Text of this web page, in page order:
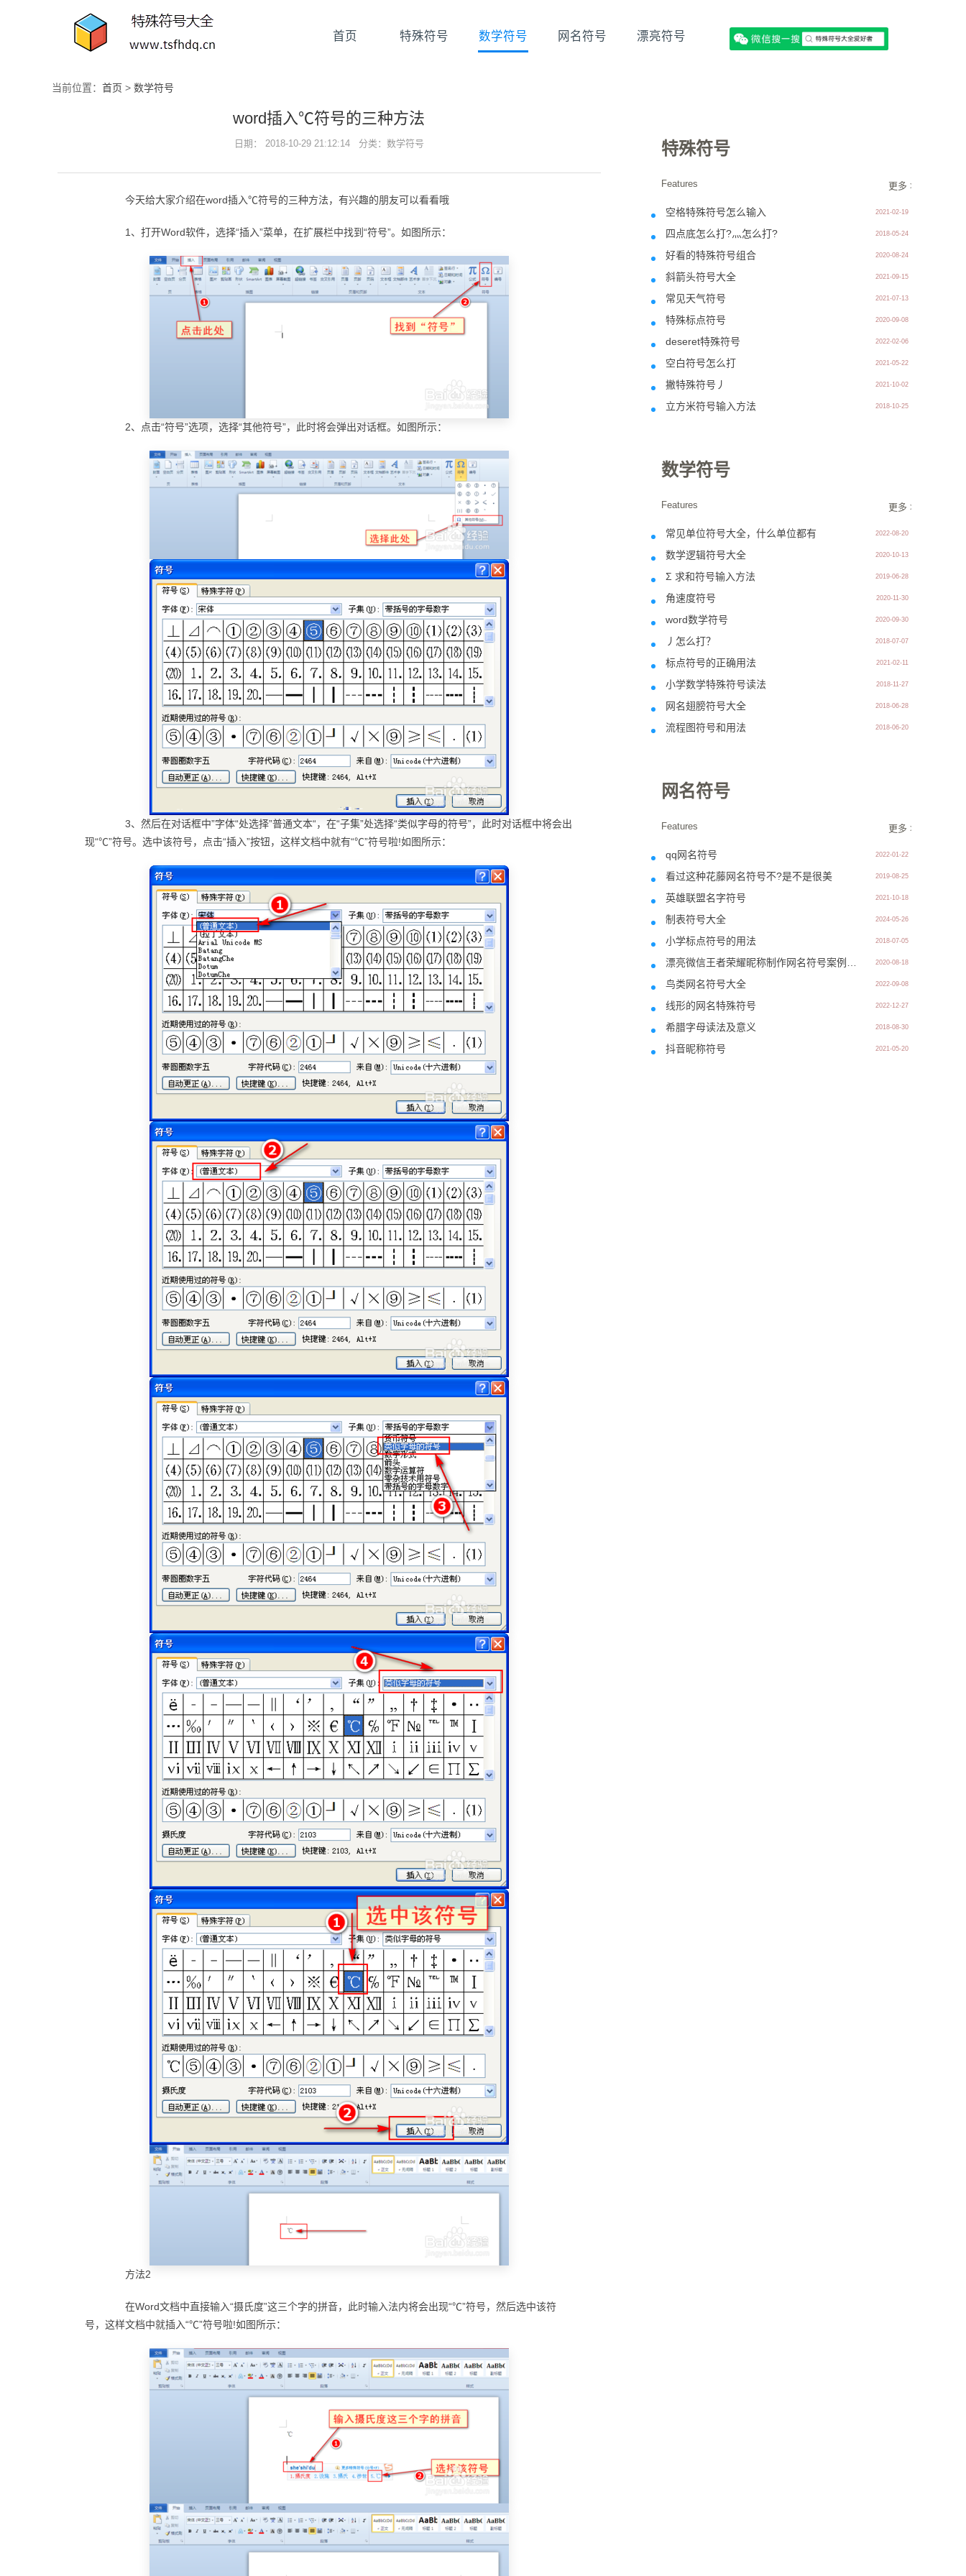
首页 特殊符号 数学符号 网名符号 漂亮符号
当前位置： 首页 > 数学符号
word插入℃符号的三种方法
日期： 2018-10-29 21:12:14 分类： 数学符号
今天给大家介绍在word插入℃符号的三种方法，有兴趣的朋友可以看看哦
1、打开Word软件，选择“插入”菜单，在扩展栏中找到“符号”。如图所示：
2、点击“符号”选项，选择“其他符号”，此时将会弹出对话框。如图所示：
3、然后在对话框中”字体“处选择”普通文本“，在“子集”处选择“类似字母的符号”，此时对话框中将会出
现“℃”符号。选中该符号，点击“插入”按钮，这样文档中就有“℃”符号啦!如图所示：
方法2
在Word文档中直接输入“摄氏度”这三个字的拼音，此时输入法内将会出现“℃”符号，然后选中该符
号，这样文档中就插入“℃”符号啦!如图所示：
特殊符号
Features 更多 >>
空格特殊符号怎么输入 2021-02-19
四点底怎么打?灬怎么打? 2018-05-24
好看的特殊符号组合 2020-08-24
斜箭头符号大全 2021-09-15
常见天气符号 2021-07-13
特殊标点符号 2020-09-08
deseret特殊符号 2022-02-06
空白符号怎么打 2021-05-22
撇特殊符号丿 2021-10-02
立方米符号输入方法 2018-10-25
数学符号
Features 更多 >>
常见单位符号大全，什么单位都有 2022-08-20
数学逻辑符号大全 2020-10-13
Σ 求和符号输入方法 2019-06-28
角速度符号 2020-11-30
word数学符号 2020-09-30
丿怎么打？ 2018-07-07
标点符号的正确用法 2021-02-11
小学数学特殊符号读法 2018-11-27
网名翅膀符号大全 2018-06-28
流程图符号和用法 2018-06-20
网名符号
Features 更多 >>
qq网名符号 2022-01-22
看过这种花藤网名符号不?是不是很美 2019-08-25
英雄联盟名字符号 2021-10-18
制表符号大全 2024-05-26
小学标点符号的用法 2018-07-05
2020-08-18
鸟类网名符号大全 2022-09-08
线形的网名特殊符号 2022-12-27
希腊字母读法及意义 2018-08-30
抖音昵称符号 2021-05-20